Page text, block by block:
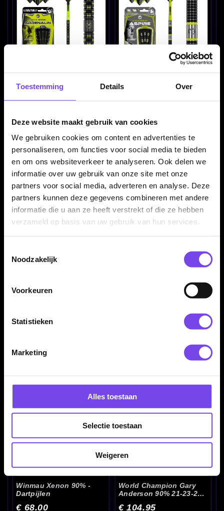
Toestemming Details Over
Deze website maakt gebruik van cookies
We gebruiken cookies om content en advertenties te
personaliseren, om functies voor social media te bieden
en om ons websiteverkeer te analyseren. Ook delen we
informatie over uw gebruik van onze site met onze
partners voor social media, adverteren en analyse. Deze
partners kunnen deze gegevens combineren met andere
informatie die u aan ze heeft verstrekt of die ze hebben
verzameld op basis van uw gebruik van hun services.
Noodzakelijk
Voorkeuren
Statistieken
Marketing
Alles toestaan
Selectie toestaan
Weigeren
Gerwen Adrenalin 90% -
€ 123.00
Gerwen Aspire 80% -
€ 61.00
Winmau Michael van
Gerwen Exact 90% -
€ 84.00
Winmau Sniper V3 90% -
Dartpijlen
€ 66.00
Winmau Vincent van der
Voort 90% - Dartpijlen
Winmau Wildcats 90% -
Winmau Xenon 90% -
Dartpijlen
€ 68.00
World Champion Gary
Anderson 90% 21-23-25-
€ 104.95